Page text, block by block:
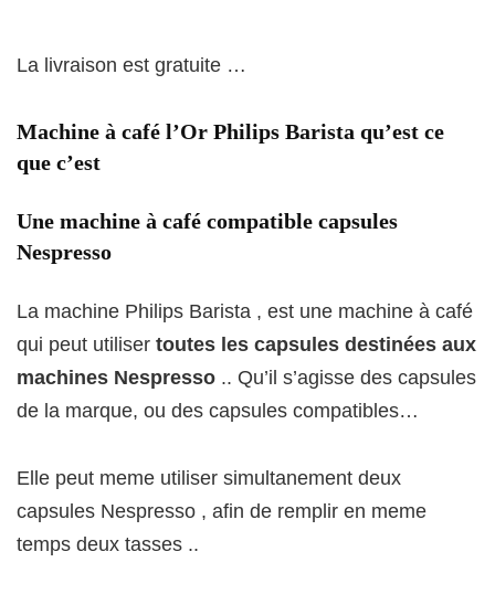
La livraison est gratuite …
Machine à café l’Or Philips Barista qu’est ce
que c’est
Une machine à café compatible capsules
Nespresso
La machine Philips Barista , est une machine à café
qui peut utiliser toutes les capsules destinées aux
machines Nespresso .. Qu’il s’agisse des capsules
de la marque, ou des capsules compatibles…
Elle peut meme utiliser simultanement deux
capsules Nespresso , afin de remplir en meme
temps deux tasses ..